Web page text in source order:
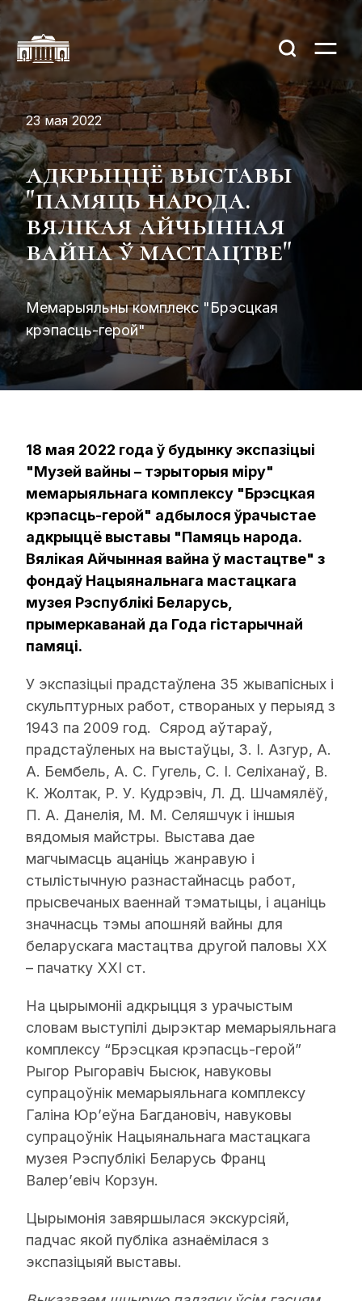
23 мая 2022
адкрыццё выставы
"памяць народа.
вялікая айчынная
вайна ў мастацтве"
Мемарыяльны комплекс "Брэсцкая
крэпасць-герой"
18 мая 2022 года ў будынку экспазіцыі
"Музей вайны – тэрыторыя міру"
мемарыяльнага комплексу "Брэсцкая
крэпасць-герой" адбылося ўрачыстае
адкрыццё выставы "Памяць народа.
Вялікая Айчынная вайна ў мастацтве" з
фондаў Нацыянальнага мастацкага
музея Рэспублікі Беларусь,
прымеркаванай да Года гістарычнай
памяці.
У экспазіцыі прадстаўлена 35 жывапісных і
скульптурных работ, створаных у перыяд з
1943 па 2009 год. Сярод аўтараў,
прадстаўленых на выстаўцы, З. І. Азгур, А.
А. Бембель, А. С. Гугель, С. І. Селіханаў, В.
К. Жолтак, Р. У. Кудрэвіч, Л. Д. Шчамялёў,
П. А. Данелія, М. М. Селяшчук і іншыя
вядомыя майстры. Выстава дае
магчымасць ацаніць жанравую і
стылістычную разнастайнасць работ,
прысвечаных ваеннай тэматыцы, і ацаніць
значнасць тэмы апошняй вайны для
беларускага мастацтва другой паловы XX
– пачатку XXI ст.
На цырымоніі адкрыцця з урачыстым
словам выступілі дырэктар мемарыяльнага
комплексу “Брэсцкая крэпасць-герой”
Рыгор Рыгоравіч Бысюк, навуковы
супрацоўнік мемарыяльнага комплексу
Галіна Юр’еўна Багдановіч, навуковы
супрацоўнік Нацыянальнага мастацкага
музея Рэспублікі Беларусь Франц
Валер’евіч Корзун.
Цырымонія завяршылася экскурсіяй,
падчас якой публіка азнаёмілася з
экспазіцыяй выставы.